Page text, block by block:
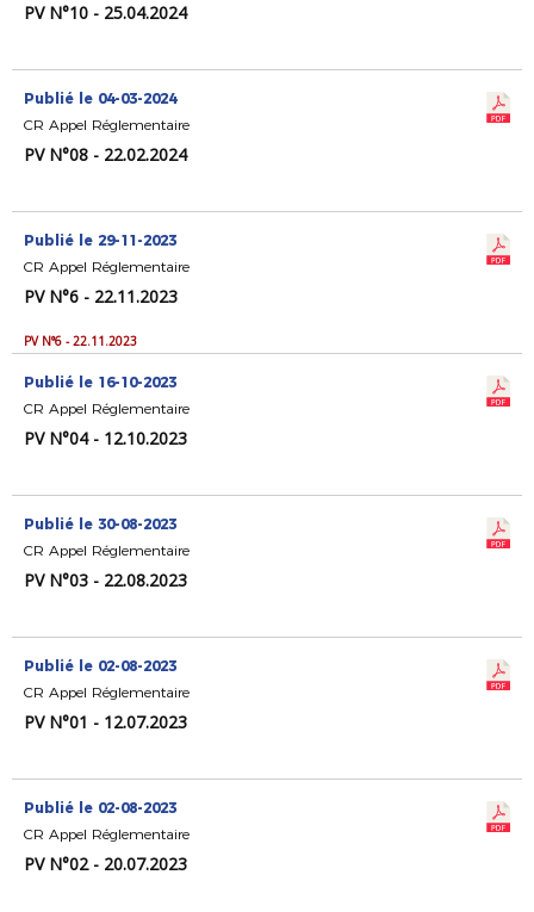
PV N°10 - 25.04.2024
Publié le 04-03-2024
CR Appel Réglementaire
PV N°08 - 22.02.2024
Publié le 29-11-2023
CR Appel Réglementaire
PV N°6 - 22.11.2023
PV N°6 - 22.11.2023
Publié le 16-10-2023
CR Appel Réglementaire
PV N°04 - 12.10.2023
Publié le 30-08-2023
CR Appel Réglementaire
PV N°03 - 22.08.2023
Publié le 02-08-2023
CR Appel Réglementaire
PV N°01 - 12.07.2023
Publié le 02-08-2023
CR Appel Réglementaire
PV N°02 - 20.07.2023